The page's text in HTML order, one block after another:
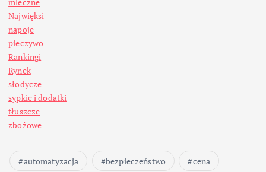
Najwięksi
napoje
pieczywo
Rankingi
Rynek
słodycze
sypkie i dodatki
tłuszcze
zbożowe
automatyzacja bezpieczeństwo
cena